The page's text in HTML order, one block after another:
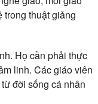
trong thuật giảng
Họ cần phải thực
linh. Các giáo viên
đời sống cá nhân